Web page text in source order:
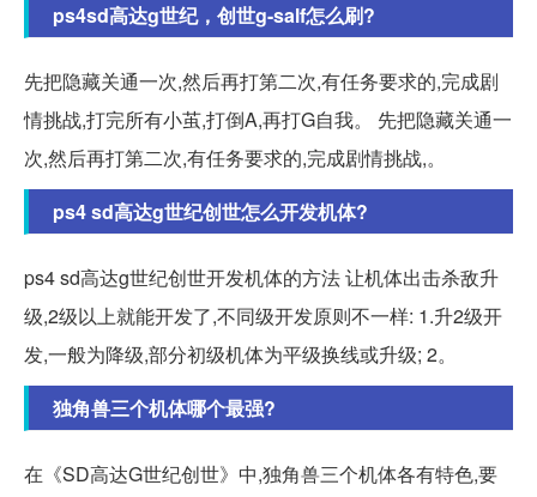
ps4sd高达g世纪，创世g-salf怎么刷?
先把隐藏关通一次,然后再打第二次,有任务要求的,完成剧
情挑战,打完所有小茧,打倒A,再打G自我。 先把隐藏关通一
次,然后再打第二次,有任务要求的,完成剧情挑战,。
ps4 sd高达g世纪创世怎么开发机体?
ps4 sd高达g世纪创世开发机体的方法 让机体出击杀敌升
级,2级以上就能开发了,不同级开发原则不一样: 1.升2级开
发,一般为降级,部分初级机体为平级换线或升级; 2。
独角兽三个机体哪个最强?
在《SD高达G世纪创世》中,独角兽三个机体各有特色,要